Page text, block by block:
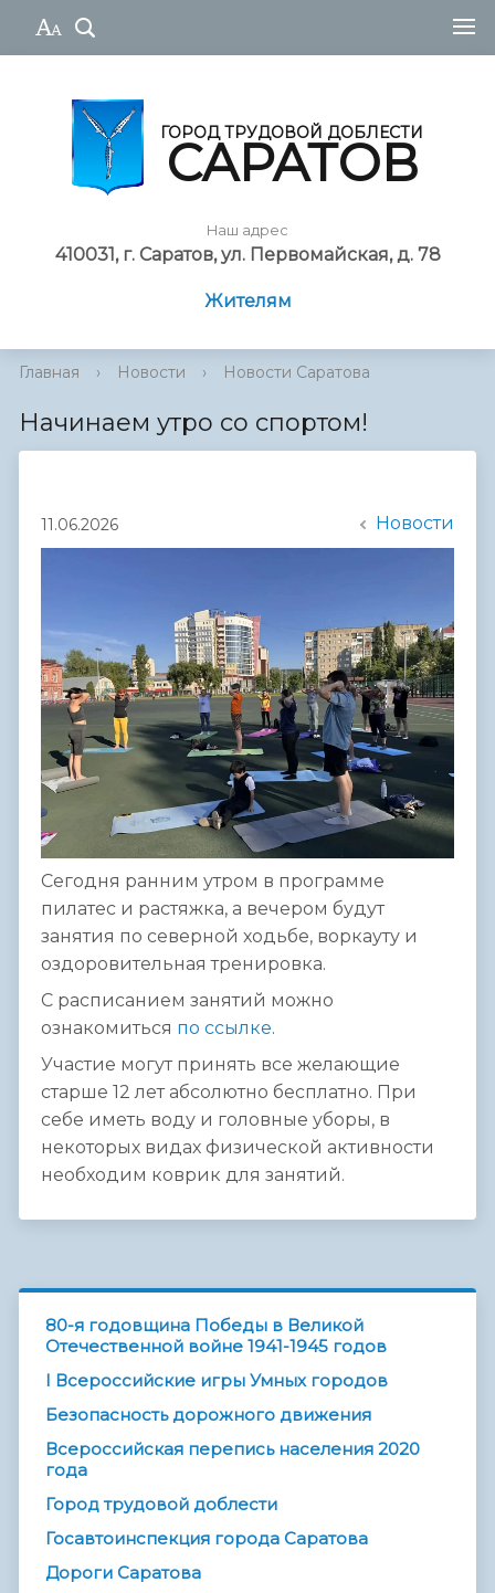
ГОРОД ТРУДОВОЙ ДОБЛЕСТИ
САРАТОВ
Наш адрес
410031, г. Саратов, ул. Первомайская, д. 78
Жителям
Главная › Новости › Новости Саратова
Начинаем утро со спортом!
11.06.2026 Новости
Сегодня ранним утром в программе
пилатес и растяжка, а вечером будут
занятия по северной ходьбе, воркауту и
оздоровительная тренировка.
С расписанием занятий можно
ознакомиться по ссылке.
Участие могут принять все желающие
старше 12 лет абсолютно бесплатно. При
себе иметь воду и головные уборы, в
некоторых видах физической активности
необходим коврик для занятий.
80-я годовщина Победы в Великой
Отечественной войне 1941-1945 годов
I Всероссийские игры Умных городов
Безопасность дорожного движения
Всероссийская перепись населения 2020
года
Город трудовой доблести
Госавтоинспекция города Саратова
Дороги Саратова